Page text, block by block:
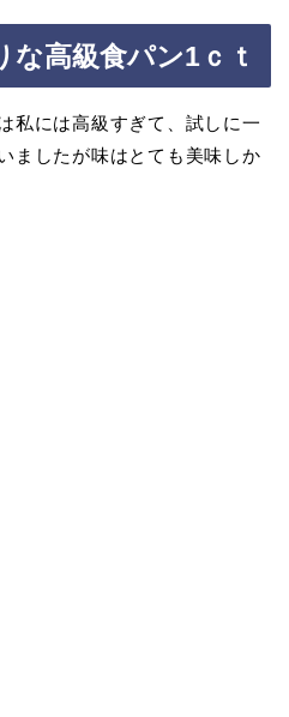
な高級食パン1ｃｔ
私には高級すぎて、試しに一
ましたが味はとても美味しか